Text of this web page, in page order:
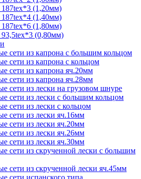
(1,20мм)
(1,40мм)
(1,80мм)
(0,80мм)
сети из капрона с большим кольцом
сети из капрона с кольцом
сети из капрона яч.20мм
сети из капрона яч.28мм
сети из лески на грузовом шнуре
сети из лески с большим кольцом
сети из лески с кольцом
сети из лески яч.16мм
сети из лески яч.20мм
сети из лески яч.26мм
сети из лески яч.30мм
сети из скрученной лески с большим
сети из скрученной лески яч.45мм
сети испанского типа